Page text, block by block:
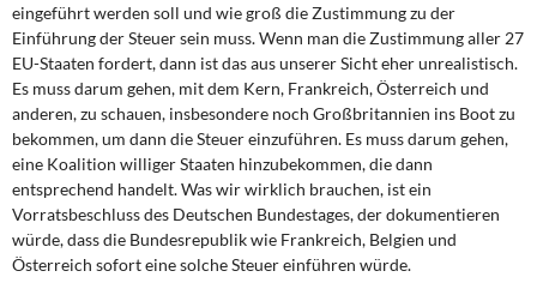
eingeführt werden soll und wie groß die Zustimmung zu der
Einführung der Steuer sein muss. Wenn man die Zustimmung aller 27
EU-Staaten fordert, dann ist das aus unserer Sicht eher unrealistisch.
Es muss darum gehen, mit dem Kern, Frankreich, Österreich und
anderen, zu schauen, insbesondere noch Großbritannien ins Boot zu
bekommen, um dann die Steuer einzuführen. Es muss darum gehen,
eine Koalition williger Staaten hinzubekommen, die dann
entsprechend handelt. Was wir wirklich brauchen, ist ein
Vorratsbeschluss des Deutschen Bundestages, der dokumentieren
würde, dass die Bundesrepublik wie Frankreich, Belgien und
Österreich sofort eine solche Steuer einführen würde.